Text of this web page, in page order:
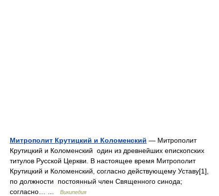
Митрополит Крутицкий и Коломенский — Митрополит
Крутицкий и Коломенский один из древнейших епископских
титулов Русской Церкви. В настоящее время Митрополит
Крутицкий и Коломенский, согласно действующему Уставу[1],
по должности постоянный член Священного синода;
согласно… …
Википедия